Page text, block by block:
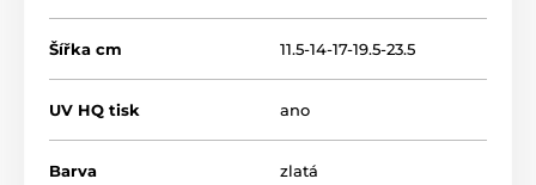
Šířka cm 11.5-14-17-19.5-23.5
UV HQ tisk ano
Barva zlatá